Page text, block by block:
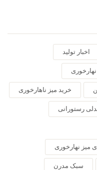
اخبار تولید
خرید میز ناهارخوری
رستورانی
میز نهارخوری
سبک مدرن